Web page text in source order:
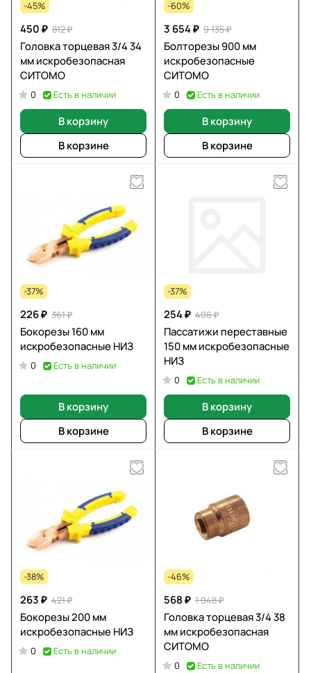
-45%
450 ₽ 812 ₽
Головка торцевая 3/4 34
мм искробезопасная
СИТОМО
0 Есть в наличии
В корзину
В корзине
-60%
3 654 ₽ 9 135 ₽
Болторезы 900 мм
искробезопасные
СИТОМО
0 Есть в наличии
В корзину
В корзине
-37%
226 ₽ 361 ₽
Бокорезы 160 мм
искробезопасные НИЗ
0 Есть в наличии
В корзину
В корзине
-37%
254 ₽ 406 ₽
Пассатижи переставные
150 мм искробезопасные
НИЗ
0 Есть в наличии
В корзину
В корзине
-38%
263 ₽ 421 ₽
Бокорезы 200 мм
искробезопасные НИЗ
0 Есть в наличии
-46%
568 ₽ 1 048 ₽
Головка торцевая 3/4 38
мм искробезопасная
СИТОМО
0 Есть в наличии